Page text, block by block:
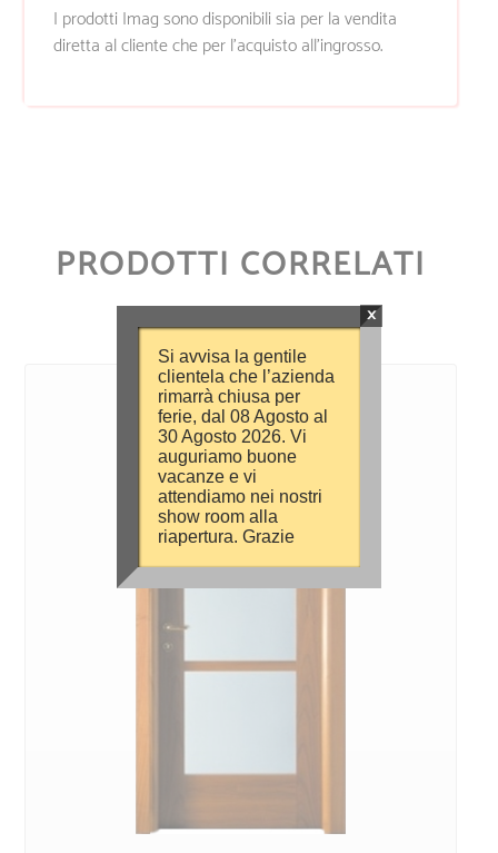
I prodotti Imag sono disponibili sia per la vendita
diretta al cliente che per l’acquisto all’ingrosso.
PRODOTTI CORRELATI
Si avvisa la gentile
clientela che l’azienda
rimarrà chiusa per
ferie, dal 08 Agosto al
30 Agosto 2026. Vi
auguriamo buone
vacanze e vi
attendiamo nei nostri
show room alla
riapertura. Grazie
×